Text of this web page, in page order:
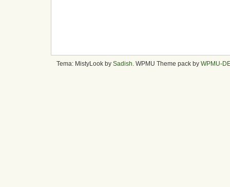
Tema: MistyLook by Sadish . WPMU Theme pack by WPMU-